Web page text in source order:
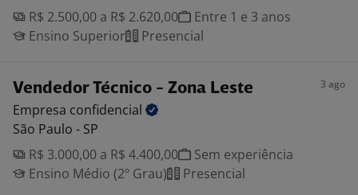
R$ 2.500,00 a R$ 2.620,00
Entre 1 e 3 anos
Ensino Superior
Presencial
Vendedor Técnico - Zona Leste 3 ago
Empresa confidencial
São Paulo - SP
R$ 3.000,00 a R$ 4.400,00
Sem experiência
Ensino Médio (2º Grau)
Presencial